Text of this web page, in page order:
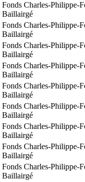
Fonds Charles-Philippe-
Baillairgé
Fonds Charles-Philippe-
Baillairgé
Fonds Charles-Philippe-
Baillairgé
Fonds Charles-Philippe-
Baillairgé
Fonds Charles-Philippe-
Baillairgé
Fonds Charles-Philippe-
Baillairgé
Fonds Charles-Philippe-
Baillairgé
Fonds Charles-Philippe-
Baillairgé
Fonds Charles-Philippe-
Baillairgé